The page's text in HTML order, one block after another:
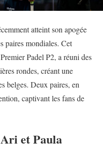
atteint son apogée
paires mondiales. Cet
Padel P2, a réuni des
rondes, créant une
belges. Deux paires, en
captivant les fans de
et Paula